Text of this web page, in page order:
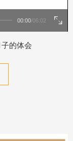
00:00/06:02
的体会